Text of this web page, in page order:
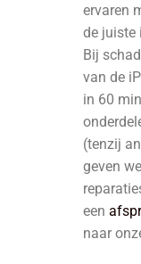
ervaren
de juiste
Bij
van de
in 60
(tenzij
geven
een
naar